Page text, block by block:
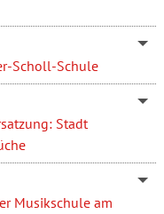
Scholl-Schule
Stadt
Musikschule am